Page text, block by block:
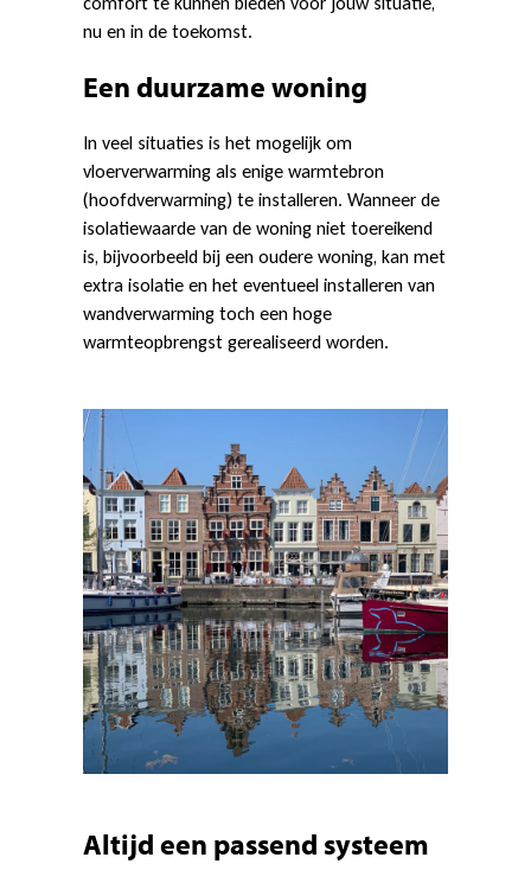
nu en in de toekomst.
Een duurzame woning
In veel situaties is het mogelijk om
vloerverwarming als enige warmtebron
(hoofdverwarming) te installeren. Wanneer de
isolatiewaarde van de woning niet toereikend
is, bijvoorbeeld bij een oudere woning, kan met
extra isolatie en het eventueel installeren van
wandverwarming toch een hoge
warmteopbrengst gerealiseerd worden.
Altijd een passend systeem